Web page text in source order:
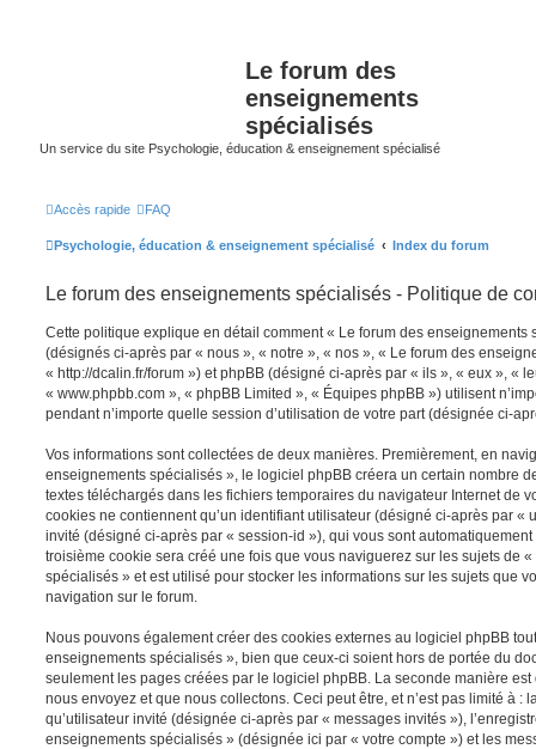
Le forum des
enseignements
spécialisés
Un service du site Psychologie, éducation & enseignement spécialisé
Accès rapide FAQ
Psychologie, éducation & enseignement spécialisé Index du forum
Le forum des enseignements spécialisés - Politique de
Cette politique explique en détail comment « Le forum des enseignements
(désignés ci-après par « nous », « notre », « nos », « Le forum des
« http://dcalin.fr/forum ») et phpBB (désigné ci-après par « ils », « eux », «
« www.phpbb.com », « phpBB Limited », « Équipes phpBB ») utilisent
pendant n’importe quelle session d’utilisation de votre part (désignée ci-
Vos informations sont collectées de deux manières. Premièrement, en
enseignements spécialisés », le logiciel phpBB créera un certain nombre
textes téléchargés dans les fichiers temporaires du navigateur Internet de
cookies ne contiennent qu’un identifiant utilisateur (désigné ci-après par «
invité (désigné ci-après par « session-id »), qui vous sont
troisième cookie sera créé une fois que vous naviguerez sur les sujets de
spécialisés » et est utilisé pour stocker les informations sur les sujets que
navigation sur le forum.
Nous pouvons également créer des cookies externes au logiciel phpBB
enseignements spécialisés », bien que ceux-ci soient hors de portée du
seulement les pages créées par le logiciel phpBB. La seconde manière
nous envoyez et que nous collectons. Ceci peut être, et n’est pas limité à :
qu’utilisateur invité (désignée ci-après par « messages invités »),
enseignements spécialisés » (désignée ici par « votre compte ») et les